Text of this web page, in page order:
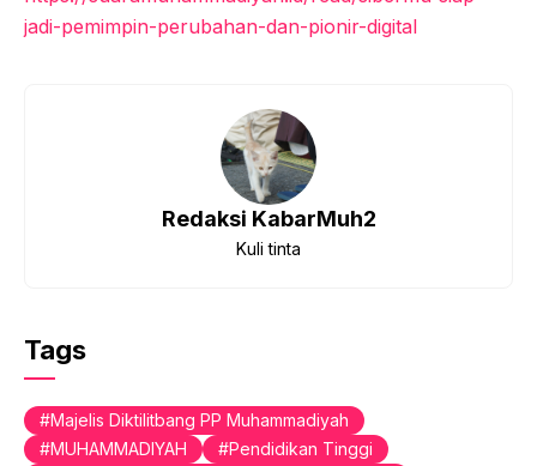
jadi-pemimpin-perubahan-dan-pionir-digital
Redaksi KabarMuh2
Kuli tinta
Tags
Majelis Diktilitbang PP Muhammadiyah
MUHAMMADIYAH
Pendidikan Tinggi